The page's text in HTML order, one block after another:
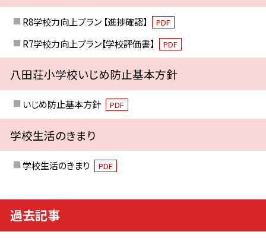
R8学校力向上プラン 【進捗確認】 PDF
R7学校力向上プラン【学校評価書】 PDF
八田荘小学校いじめ防止基本方針
いじめ防止基本方針 PDF
学校生活のきまり
学校生活のきまり PDF
過去記事